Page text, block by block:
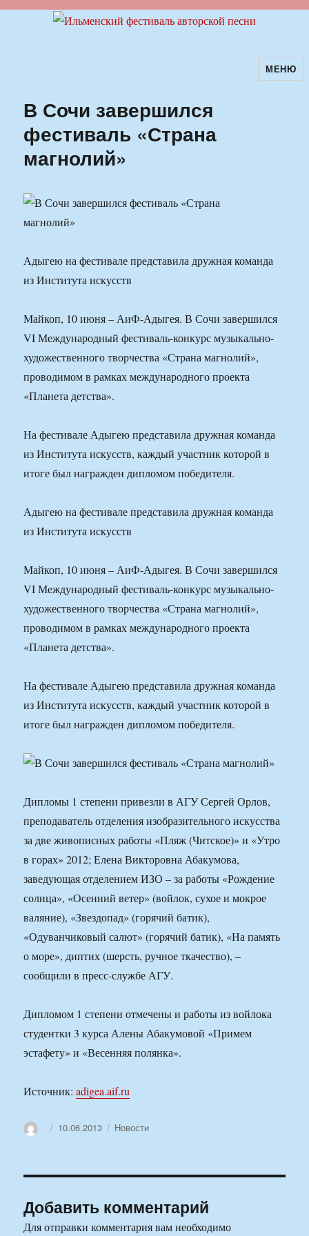
Ильменский фестиваль авторскойМЕНЮ
В Сочи завершился
фестиваль «Страна
магнолий»
Адыгею на фестивале представила дружная команда
из Института искусств
Майкоп, 10 июня – АиФ-Адыгея. В Сочи завершился
VI Международный фестиваль-конкурс музыкально-
художественного творчества «Страна магнолий»,
проводимом в рамках международного проекта
«Планета детства».
На фестивале Адыгею представила дружная команда
из Института искусств, каждый участник которой в
итоге был награжден дипломом победителя.
Адыгею на фестивале представила дружная команда
из Института искусств
Майкоп, 10 июня – АиФ-Адыгея. В Сочи завершился
VI Международный фестиваль-конкурс музыкально-
художественного творчества «Страна магнолий»,
проводимом в рамках международного проекта
«Планета детства».
На фестивале Адыгею представила дружная команда
из Института искусств, каждый участник которой в
итоге был награжден дипломом победителя.
Дипломы 1 степени привезли в АГУ Сергей Орлов,
преподаватель отделения изобразительного искусства
за две живописных работы «Пляж (Читское)» и «Утро
в горах» 2012; Елена Викторовна Абакумова,
заведующая отделением ИЗО – за работы «Рождение
солнца», «Осенний ветер» (войлок, сухое и мокрое
валяние), «Звездопад» (горячий батик),
«Одуванчиковый салют» (горячий батик), «На память
о море», диптих (шерсть, ручное ткачество), –
сообщили в пресс-службе АГУ.
Дипломом 1 степени отмечены и работы из войлока
студентки 3 курса Алены Абакумовой «Примем
эстафету» и «Весенняя полянка».
Источник:adigea.aif.ru
АвторОпубликовано
10.06.2013 Рубрики
Новости
Добавить комментарий
Для отправки комментария вам необходимо